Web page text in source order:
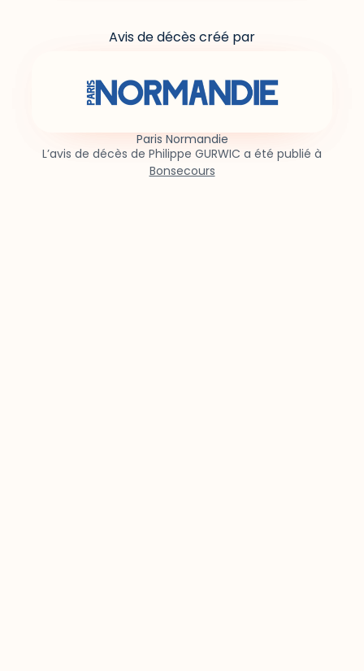
Avis de décès créé par
Paris Normandie
L’avis de décès de Philippe GURWIC a été publié à
Bonsecours